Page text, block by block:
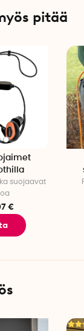
pitää
suojaavat
€